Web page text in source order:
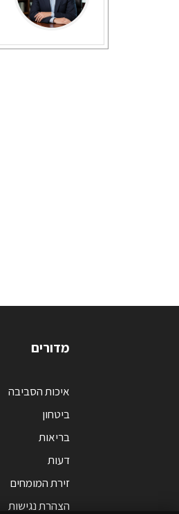
מדורים
איכות הסביבה
ביטחון
בריאות
דעות
זירת המומחים
הצהרת נגישות